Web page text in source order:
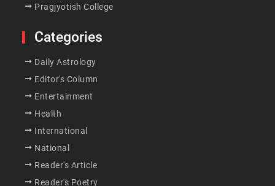
Pragjyotish College
Categories
Daily Astrology
Editor's Column
Entertainment
Health
International
National
Reader's Article
Reader's Poetry